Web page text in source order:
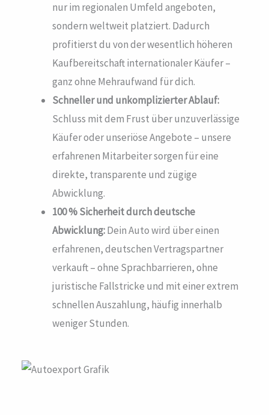
nur im regionalen Umfeld angeboten,
sondern weltweit platziert. Dadurch
profitierst du von der wesentlich höheren
Kaufbereitschaft internationaler Käufer –
ganz ohne Mehraufwand für dich.
Schneller und unkomplizierter Ablauf:
Schluss mit dem Frust über unzuverlässige
Käufer oder unseriöse Angebote – unsere
erfahrenen Mitarbeiter sorgen für eine
direkte, transparente und zügige
Abwicklung.
100 % Sicherheit durch deutsche
Abwicklung:Dein Auto wird über einen
erfahrenen, deutschen Vertragspartner
verkauft – ohne Sprachbarrieren, ohne
juristische Fallstricke und mit einer extrem
schnellen Auszahlung, häufig innerhalb
weniger Stunden.